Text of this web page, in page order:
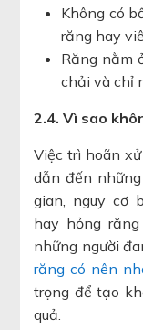
Không có
răng hay
Răng nằm
chải và chỉ
2.4. Vì sao
Việc trì hoãn
dẫn đến
gian, nguy cơ
hay hỏng
những người
răng có nên
trọng để tạo
quả.